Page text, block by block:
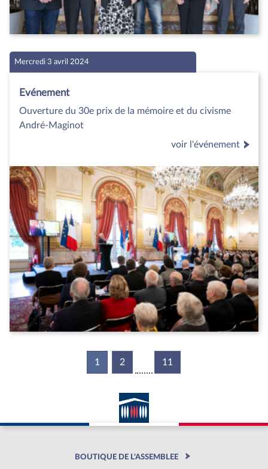
Mercredi 3 avril 2024
Evénement
Ouverture du 30e prix de la mémoire et du civisme
André-Maginot
voir l'événement
1 (current)
2 11
BOUTIQUE DE L'ASSEMBLEE